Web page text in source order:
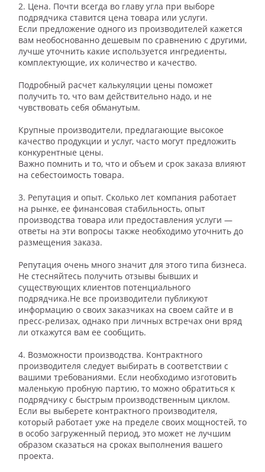
2. Цена. Почти всегда во главу угла при выборе
подрядчика ставится цена товара или услуги.
Если предложение одного из производителей кажется
вам необоснованно дешевым по сравнению с другими,
лучше уточнить какие используется ингредиенты,
комплектующие, их количество и качество. ⠀
Подробный расчет калькуляции цены поможет
получить то, что вам действительно надо, и не
чувствовать себя обманутым.
Крупные производители, предлагающие высокое
качество продукции и услуг, часто могут предложить
конкурентные цены.
Важно помнить и то, что и объем и срок заказа влияют
на себестоимость товара.
3. Репутация и опыт. Сколько лет компания работает
на рынке, ее финансовая стабильность, опыт
производства товара или предоставления услуги —
ответы на эти вопросы также необходимо уточнить до
размещения заказа. ⠀
Репутация очень много значит для этого типа бизнеса.
Не стесняйтесь получить отзывы бывших и
существующих клиентов потенциального
подрядчика.Не все производители публикуют
информацию о своих заказчиках на своем сайте и в
пресс-релизах, однако при личных встречах они вряд
ли откажутся вам ее сообщить.
4. Возможности производства. Контрактного
производителя следует выбирать в соответствии с
вашими требованиями. Если необходимо изготовить
маленькую пробную партию, то можно обратиться к
подрядчику с быстрым производственным циклом. ⠀
Если вы выберете контрактного производителя,
который работает уже на пределе своих мощностей, то
в особо загруженный период, это может не лучшим
образом сказаться на сроках выполнения вашего
проекта. ⠀